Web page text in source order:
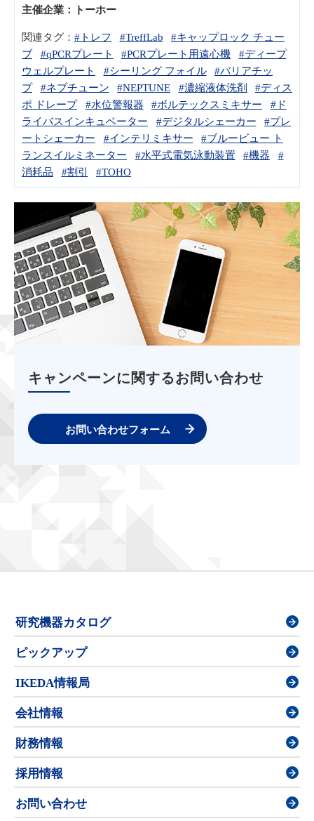
主催企業： トーホー
関連タグ： #トレフ #TreffLab
#キャップロック チュー
ブ
#qPCRプレート #PCRプレート用遠心機
#ディープ
ウェルプレート
#シーリング フォイル
#バリアチッ
プ
#ネプチューン #NEPTUNE #濃縮液体洗剤
#ディス
ポ ドレープ
#水位警報器 #ボルテックスミキサー
#ド
ライバスインキュベーター
#デジタルシェーカー
#プレ
ートシェーカー
#インテリミキサー
#ブルービュー ト
ランスイルミネーター
#水平式電気泳動装置 #機器
#
消耗品
#割引 #TOHO
キャンペーンに関するお問い合わせ
お問い合わせフォーム
研究機器カタログ
ピックアップ
IKEDA情報局
会社情報
財務情報
採用情報
お問い合わせ